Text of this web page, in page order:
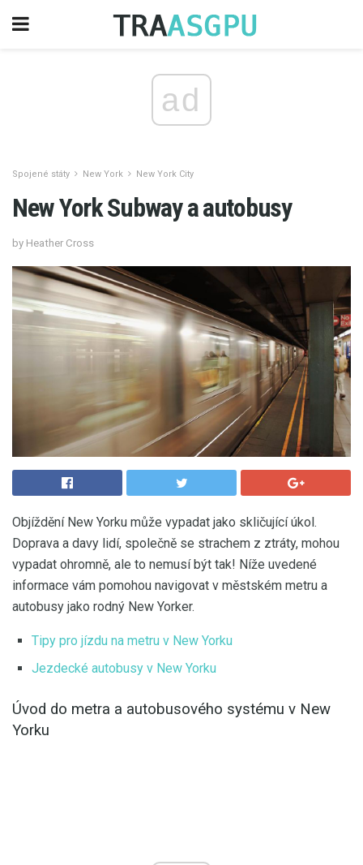
ad
Spojené státy New York New York City
New York Subway a autobusy
by Heather Cross
Objíždění New Yorku může vypadat jako skličující úkol.
Doprava a davy lidí, společně se strachem z ztráty, mohou
vypadat ohromně, ale to nemusí být tak! Níže uvedené
informace vám pomohou navigovat v městském metru a
autobusy jako rodný New Yorker.
Tipy pro jízdu na metru v New Yorku
Jezdecké autobusy v New Yorku
Úvod do metra a autobusového systému v New
Yorku